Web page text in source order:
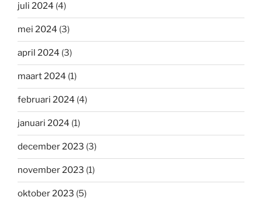
juli 2024 (4)
mei 2024 (3)
april 2024 (3)
maart 2024 (1)
februari 2024 (4)
januari 2024 (1)
december 2023 (3)
november 2023 (1)
oktober 2023 (5)